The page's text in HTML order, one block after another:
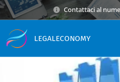
Contattaci al
LEGALECONOMY